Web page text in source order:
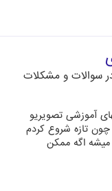
سوالات و مشکلات
آموزشی تصویریو
مگ یا کمتره و چون تازه شروع کردم
میشه اگه ممکن